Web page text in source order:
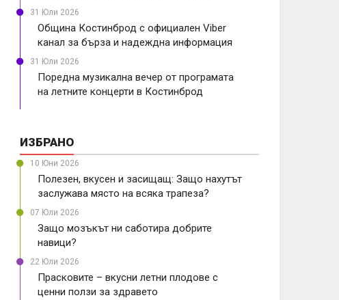
31 Юли 2026
Община Костинброд с официален Viber
канал за бърза и надеждна информация
31 Юли 2026
Поредна музикална вечер от програмата
на летните концерти в Костинброд
ИЗБРАНО
10 Юни 2026
Полезен, вкусен и засищащ: Защо нахутът
заслужава място на всяка трапеза?
07 Юли 2026
Защо мозъкът ни саботира добрите
навици?
22 Юли 2026
Прасковите – вкусни летни плодове с
ценни ползи за здравето